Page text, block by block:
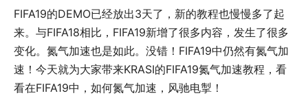
FIFA19的DEMO已经放出3天了，新的教程也慢慢多了起
来。与FIFA18相比，FIFA19新增了很多内容，发生了很多
变化。氮气加速也是如此。没错！FIFA19中仍然有氮气加
速！今天就为大家带来KRASI的FIFA19氮气加速教程，看
看在FIFA19中，如何氮气加速，风驰电掣！